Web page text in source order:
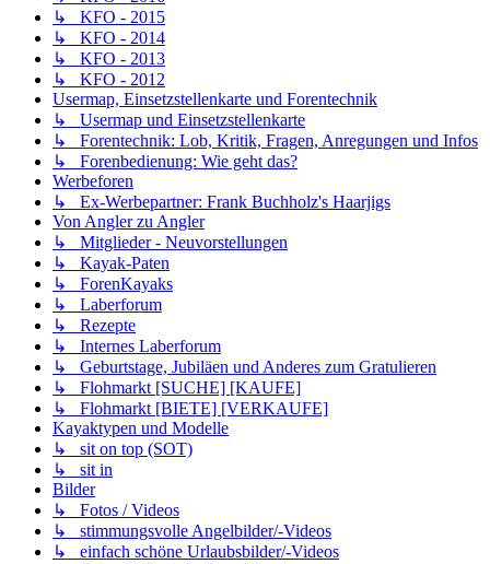
↳ KFO - 2015
↳ KFO - 2014
↳ KFO - 2013
↳ KFO - 2012
Usermap, Einsetzstellenkarte und Forentechnik
↳ Usermap und Einsetzstellenkarte
↳ Forentechnik: Lob, Kritik, Fragen, Anregungen und Infos
↳ Forenbedienung: Wie geht das?
Werbeforen
↳ Ex-Werbepartner: Frank Buchholz's Haarjigs
Von Angler zu Angler
↳ Mitglieder - Neuvorstellungen
↳ Kayak-Paten
↳ ForenKayaks
↳ Laberforum
↳ Rezepte
↳ Internes Laberforum
↳ Geburtstage, Jubiläen und Anderes zum Gratulieren
↳ Flohmarkt [SUCHE] [KAUFE]
↳ Flohmarkt [BIETE] [VERKAUFE]
Kayaktypen und Modelle
↳ sit on top (SOT)
↳ sit in
Bilder
↳ Fotos / Videos
↳ stimmungsvolle Angelbilder/-Videos
↳ einfach schöne Urlaubsbilder/-Videos